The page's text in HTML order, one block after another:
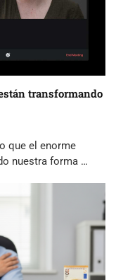
transformando
que el enorme
nuestra forma …